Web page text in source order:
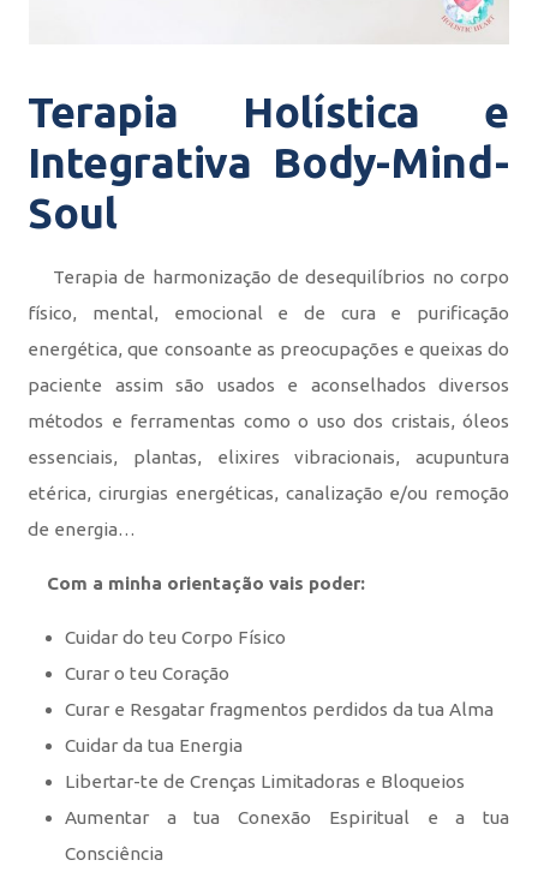
Terapia Holística e
Integrativa Body-Mind-
Soul
Terapia de harmonização de desequilíbrios no corpo
físico, mental, emocional e de cura e purificação
energética, que consoante as preocupações e queixas do
paciente assim são usados e aconselhados diversos
métodos e ferramentas como o uso dos cristais, óleos
essenciais, plantas, elixires vibracionais, acupuntura
etérica, cirurgias energéticas, canalização e/ou remoção
de energia…
Com a minha orientação vais poder:
Cuidar do teu Corpo Físico
Curar o teu Coração
Curar e Resgatar fragmentos perdidos da tua Alma
Cuidar da tua Energia
Libertar-te de Crenças Limitadoras e Bloqueios
Aumentar a tua Conexão Espiritual e a tua
Consciência